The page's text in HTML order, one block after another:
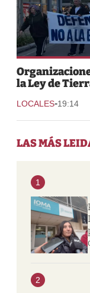
la Ley de
LOCALES-19:14
LAS MÁS
1
2